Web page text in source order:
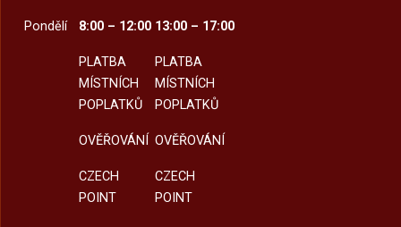
Pondělí 8:00 – 12:00
PLATBA
MÍSTNÍCH
POPLATKŮ
OVĚŘOVÁNÍ
CZECH
POINT
13:00 – 17:00
PLATBA
MÍSTNÍCH
POPLATKŮ
OVĚŘOVÁNÍ
CZECH
POINT